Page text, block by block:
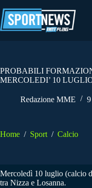
al
contenuto
PROBABILI
MERCOLEDI’ 10
Redazione MME
Home / Sport / Calcio
Mercoledì 10 luglio (calcio
tra Nizza e Losanna.